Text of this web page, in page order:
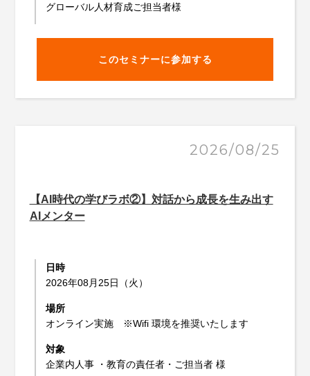
グローバル人材育成ご担当者様
このセミナーに参加する
2026/08/25
【AI時代の学びラボ②】対話から成長を生み出す
AIメンター
日時
2026年08月25日（火）
場所
オンライン実施 ※Wifi 環境を推奨いたします
対象
企業内人事 ・教育の責任者・ご担当者 様